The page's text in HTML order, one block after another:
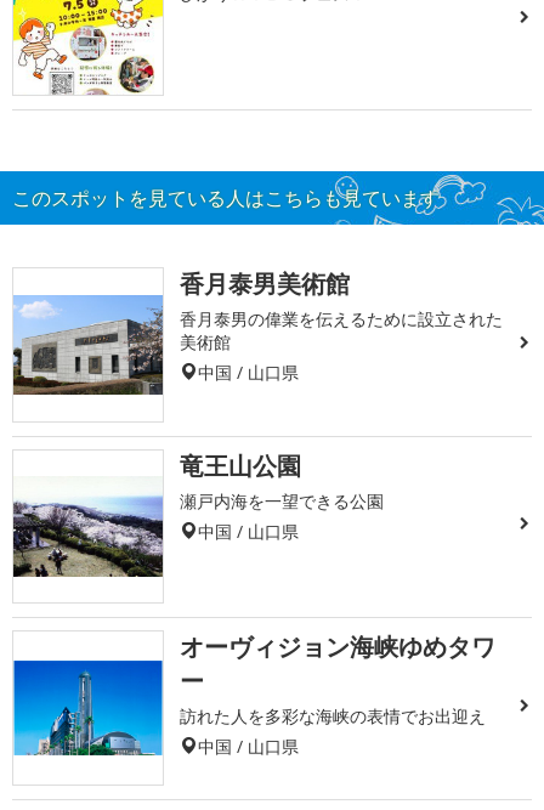
このスポットを見ている人はこちらも見ています
香月泰男美術館
香月泰男の偉業を伝えるために設立された
美術館
中国 / 山口県
竜王山公園
瀬戸内海を一望できる公園
中国 / 山口県
オーヴィジョン海峡ゆめタワ
ー
訪れた人を多彩な海峡の表情でお出迎え
中国 / 山口県